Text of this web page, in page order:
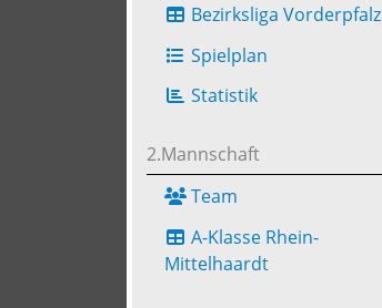
Bezirksliga Vorderpfalz
Spielplan
Statistik
2.Mannschaft
Team
A-Klasse Rhein-
Mittelhaardt